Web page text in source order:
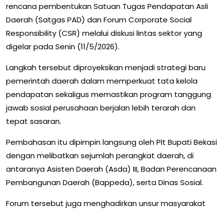
rencana pembentukan Satuan Tugas Pendapatan Asli
Daerah (Satgas PAD) dan Forum Corporate Social
Responsibility (CSR) melalui diskusi lintas sektor yang
digelar pada Senin (11/5/2026).
Langkah tersebut diproyeksikan menjadi strategi baru
pemerintah daerah dalam memperkuat tata kelola
pendapatan sekaligus memastikan program tanggung
jawab sosial perusahaan berjalan lebih terarah dan
tepat sasaran.
Pembahasan itu dipimpin langsung oleh Plt Bupati Bekasi
dengan melibatkan sejumlah perangkat daerah, di
antaranya Asisten Daerah (Asda) III, Badan Perencanaan
Pembangunan Daerah (Bappeda), serta Dinas Sosial.
Forum tersebut juga menghadirkan unsur masyarakat